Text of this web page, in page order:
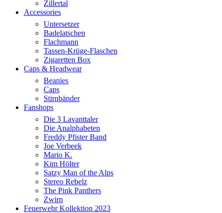
Zillertal
Accessories
Untersetzer
Badelatschen
Flachmann
Tassen-Krüge-Flaschen
Zigaretten Box
Caps & Headwear
Beanies
Caps
Stirnbänder
Fanshops
Die 3 Lavanttaler
Die Analphabeten
Freddy Pfister Band
Joe Verbeek
Mario K.
Kim Hölter
Satzy Man of the Alps
Stereo Rebelz
The Pink Panthers
Zwirn
Feuerwehr Kollektion 2023